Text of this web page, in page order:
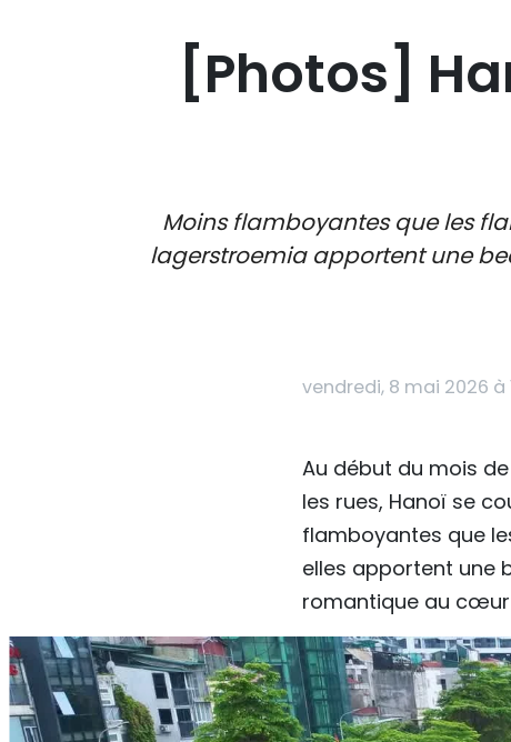
[Photos]
Moins flamboyantes que les
lagerstroemia apportent une
vendredi, 8 mai 2026 à
Au début du mois
les rues, Hanoï se
flamboyantes que
elles apportent une
romantique au